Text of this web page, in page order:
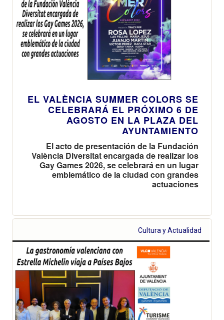
EL VALÈNCIA SUMMER COLORS SE
CELEBRARÁ EL PRÓXIMO 6 DE
AGOSTO EN LA PLAZA DEL
AYUNTAMIENTO
El acto de presentación de la Fundación
València Diversitat encargada de realizar los
Gay Games 2026, se celebrará en un lugar
emblemático de la ciudad con grandes
actuaciones
Cultura y Actualidad